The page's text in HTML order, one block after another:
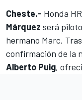
Cheste.- Honda
Márquez será
hermano Marc.
confirmación de la
Alberto Puig,